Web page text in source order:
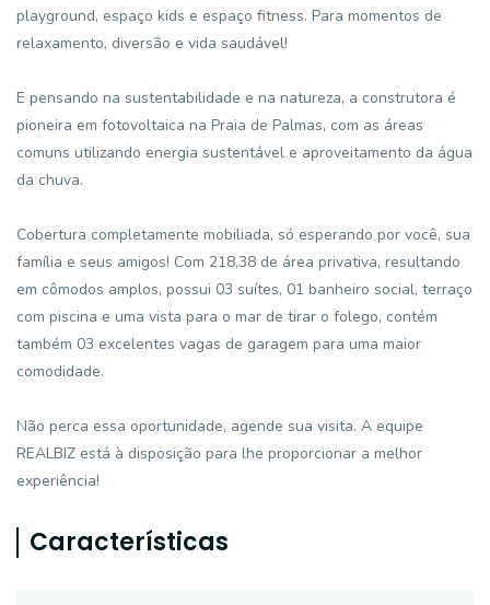
playground, espaço kids e espaço fitness. Para momentos de
relaxamento, diversão e vida saudável!
E pensando na sustentabilidade e na natureza, a construtora é
pioneira em fotovoltaica na Praia de Palmas, com as áreas
comuns utilizando energia sustentável e aproveitamento da água
da chuva.
Cobertura completamente mobiliada, só esperando por você, sua
família e seus amigos! Com 218,38 de área privativa, resultando
em cômodos amplos, possui 03 suítes, 01 banheiro social, terraço
com piscina e uma vista para o mar de tirar o folego, contém
também 03 excelentes vagas de garagem para uma maior
comodidade.
Não perca essa oportunidade, agende sua visita. A equipe
REALBIZ está à disposição para lhe proporcionar a melhor
experiência!
Características